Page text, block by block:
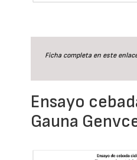
Ficha completa en este
Ensayo
Gauna